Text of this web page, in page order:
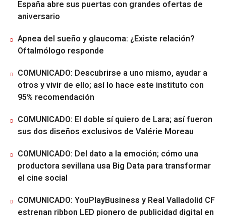
España abre sus puertas con grandes ofertas de
aniversario
Apnea del sueño y glaucoma: ¿Existe relación?
Oftalmólogo responde
COMUNICADO: Descubrirse a uno mismo, ayudar a
otros y vivir de ello; así lo hace este instituto con
95% recomendación
COMUNICADO: El doble sí quiero de Lara; así fueron
sus dos diseños exclusivos de Valérie Moreau
COMUNICADO: Del dato a la emoción; cómo una
productora sevillana usa Big Data para transformar
el cine social
COMUNICADO: YouPlayBusiness y Real Valladolid CF
estrenan ribbon LED pionero de publicidad digital en